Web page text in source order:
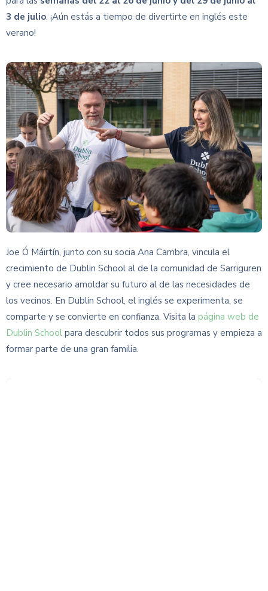
3 de julio. ¡Aún estás a tiempo de divertirte en inglés este
verano!
Joe Ó Máirtín, junto con su socia Ana Cambra, vincula el
crecimiento de Dublin School al de la comunidad de Sarriguren
y cree necesario amoldar su futuro al de las necesidades de
los vecinos. En Dublin School, el inglés se experimenta, se
comparte y se convierte en confianza. Visita la página web de
Dublin School para descubrir todos sus programas y empieza a
formar parte de una gran familia.